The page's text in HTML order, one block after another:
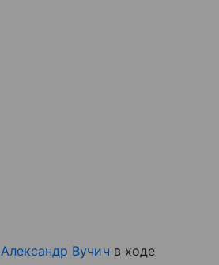
Александр Вучич в ходе